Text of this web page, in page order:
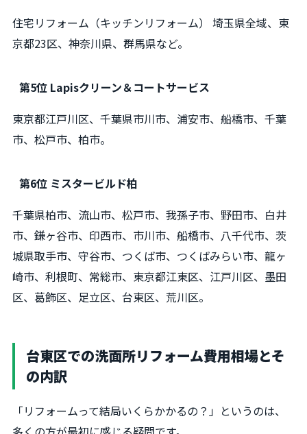
住宅リフォーム（キッチンリフォーム） 埼玉県全域、東
京都23区、神奈川県、群馬県など。
第5位 Lapisクリーン＆コートサービス
東京都江戸川区、千葉県市川市、浦安市、船橋市、千葉
市、松戸市、柏市。
第6位 ミスタービルド柏
千葉県柏市、流山市、松戸市、我孫子市、野田市、白井
市、鎌ヶ谷市、印西市、市川市、船橋市、八千代市、茨
城県取手市、守谷市、つくば市、つくばみらい市、龍ヶ
崎市、利根町、常総市、東京都江東区、江戸川区、墨田
区、葛飾区、足立区、台東区、荒川区。
台東区での洗面所リフォーム費用相場とそ
の内訳
「リフォームって結局いくらかかるの？」というのは、